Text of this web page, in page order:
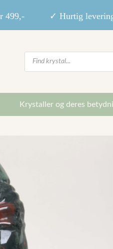
499,- ✓ Hurtig levering
Products
search
Krystaller og deres